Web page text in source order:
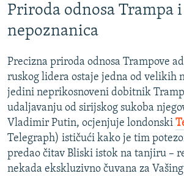
Priroda odnosa Trampa
nepoznanica
Precizna priroda odnosa Trampove
ruskog lidera ostaje jedna od velikih
jedini neprikosnoveni dobitnik
udaljavanju od sirijskog sukoba
Vladimir Putin, ocjenjuje londonski
Telegraph) ističući kako je tim
predao čitav Bliski istok na tanjiru –
nekada ekskluzivno čuvana za